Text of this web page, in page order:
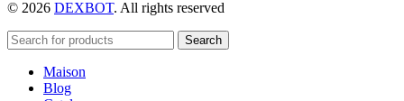
a
variations.
© 2026 DEXBOT. All rights reserved
Search
Maison
Blog